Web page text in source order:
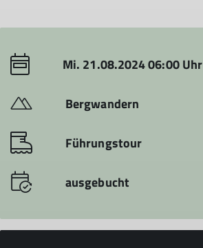
Mi. 21.08.2024 06:00 Uhr
Bergwandern
Führungstour
ausgebucht